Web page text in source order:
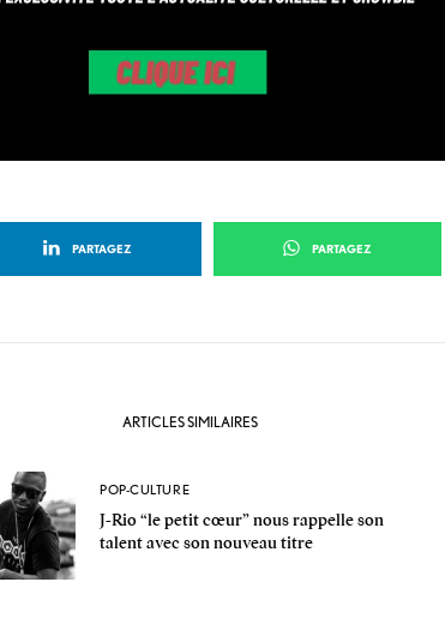
n
PARTAGEZ PARTAGEZ
ARTICLES SIMILAIRES
POP-CULTURE
J-Rio “le petit cœur” nous rappelle son
talent avec son nouveau titre